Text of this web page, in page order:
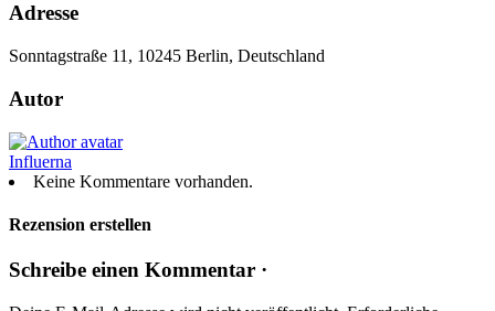
Adresse
Sonntagstraße 11, 10245 Berlin, Deutschland
Autor
Influerna
Keine Kommentare vorhanden.
Rezension erstellen
Schreibe einen Kommentar ·